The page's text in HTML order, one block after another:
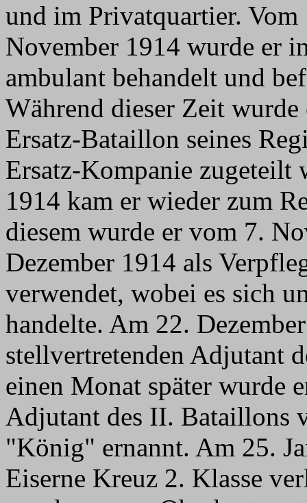
und im Privatquartier. Vom
November 1914 wurde er
ambulant behandelt und
Während dieser Zeit
Ersatz-Bataillon seines
Ersatz-Kompanie zugeteilt
1914 kam er wieder zum
diesem wurde er vom 7.
Dezember 1914 als
verwendet, wobei es sich
handelte. Am 22.
stellvertretenden Adjutant
einen Monat später wurde
Adjutant des II. Bataillons
"König" ernannt. Am 25.
Eiserne Kreuz 2. Klasse